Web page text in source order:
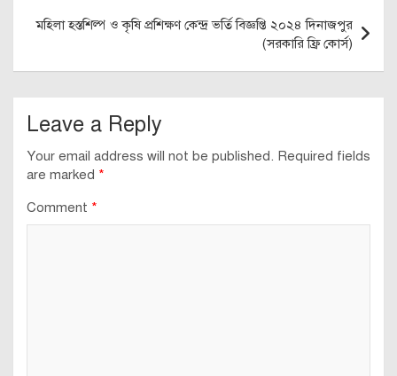
মহিলা হস্তশিল্প ও কৃষি প্রশিক্ষণ কেন্দ্র ভর্তি বিজ্ঞপ্তি ২০২৪ দিনাজপুর
(সরকারি ফ্রি কোর্স)
Leave a Reply
Your email address will not be published. Required fields
are marked *
Comment *